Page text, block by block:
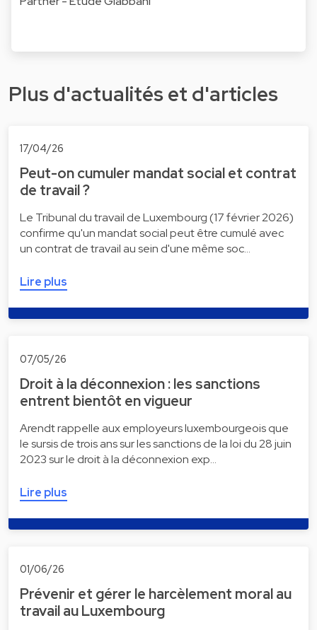
Plus d'actualités et d'articles
17/04/26
Peut-on cumuler mandat social et contrat
de travail ?
Le Tribunal du travail de Luxembourg (17 février 2026)
confirme qu'un mandat social peut être cumulé avec
un contrat de travail au sein d'une même soc…
Lire plus
07/05/26
Droit à la déconnexion : les sanctions
entrent bientôt en vigueur
Arendt rappelle aux employeurs luxembourgeois que
le sursis de trois ans sur les sanctions de la loi du 28 juin
2023 sur le droit à la déconnexion exp…
Lire plus
01/06/26
Prévenir et gérer le harcèlement moral au
travail au Luxembourg